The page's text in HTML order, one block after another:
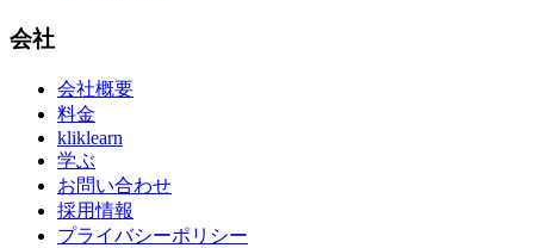
会社
会社概要
料金
kliklearn
学ぶ
お問い合わせ
採用情報
プライバシーポリシー